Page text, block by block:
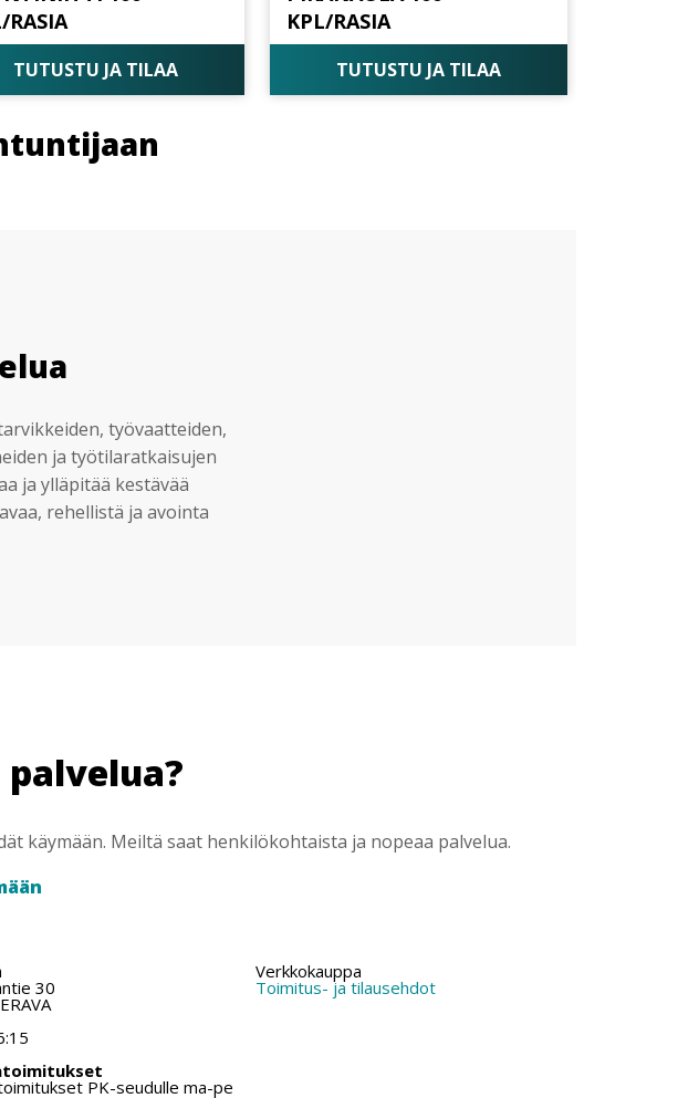
RASIA
TUTUSTU JA TILAA
KPL/RASIA
TUTUSTU JA TILAA
työvaatteiden,
ja työtilaratkaisujen
ja ylläpitää kestävää
rehellistä ja avointa
käymään. Meiltä saat henkilökohtaista ja nopeaa palvelua.
30
PK-seudulle ma-pe
Verkkokauppa
Toimitus- ja tilausehdot